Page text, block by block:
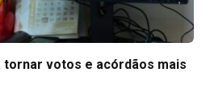
tornar votos e acórdãos mais